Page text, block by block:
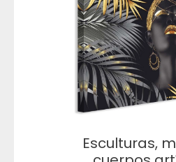
Esculturas,